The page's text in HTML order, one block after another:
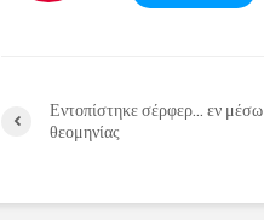
Εντοπίστηκε σέρφερ… εν μέσω
θεομηνίας